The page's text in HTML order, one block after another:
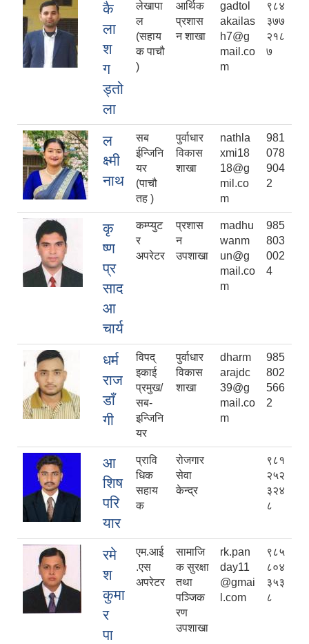
कै
ला
श
ग
ड्तो
ला
लेखापा
ल
(सहाय
क पाचौ
)
आर्थिक
प्रशास
न शाखा
gadtol
akailas
h7@g
mail.co
m
९८४
३७७
२१८
७
ल
क्ष्मी
नाथ
सब
ईन्जिनि
यर
(पाचौ
तह )
पुर्वाधार
विकास
शाखा
nathla
xmi18
18@g
mil.co
m
981
078
904
2
कृ
ष्ण
प्र
साद
आ
चार्य
कम्प्युट
र
अपरेटर
प्रशास
न
उपशाखा
madhu
wanm
un@g
mail.co
m
985
803
002
4
धर्म
राज
डाँ
गी
विपद्
इकाई
प्रमुख/
सब-
इन्जिनि
यर
पुर्वाधार
विकास
शाखा
dharm
arajdc
39@g
mail.co
m
985
802
566
2
आ
शिष
परि
यार
प्रावि
धिक
सहाय
क
रोजगार
सेवा
केन्द्र
९८१
२५२
३२४
८
रमे
श
कुमा
र
पा
एम‍‍.आई
.एस
अपरेटर
सामाजि
क सुरक्षा
तथा
पञ्जिक
रण
उपशाखा
rk.pan
day11
@gmai
l.com
९८५
८०४
३५३
८